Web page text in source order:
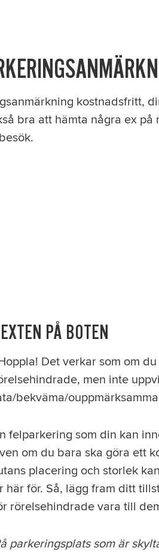
kostnadsfritt,
bra att hämta några ex på
PÅ BOTEN
Det verkar som om
men inte
bekväma/
felparkering som din kan
om du bara ska göra ett
placering och storlek
här för. Så, lägg fram ditt
rörelsehindrade vara till
parkeringsplats som är